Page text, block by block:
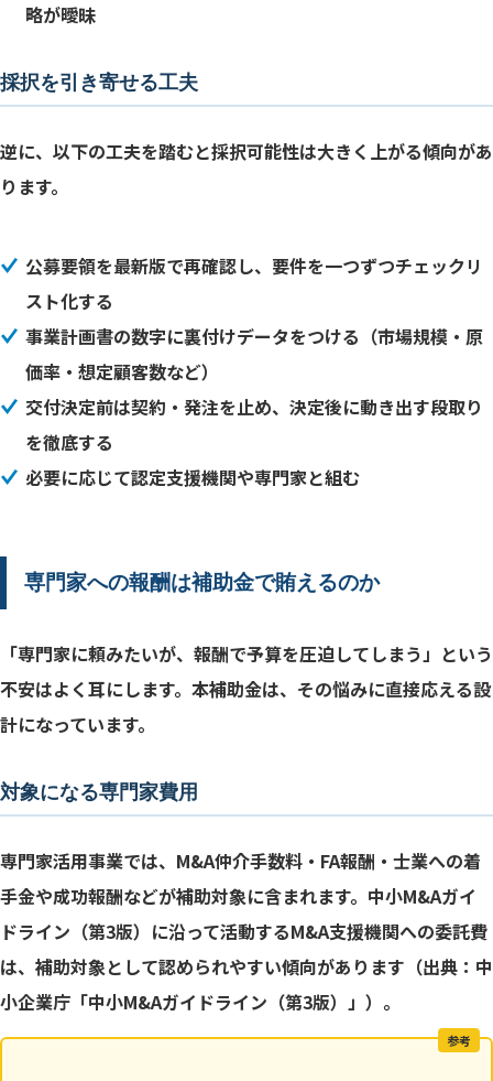
略が曖昧
採択を引き寄せる工夫
逆に、以下の工夫を踏むと採択可能性は大きく上がる傾向があ
ります。
公募要領を最新版で再確認し、要件を一つずつチェックリ
スト化する
事業計画書の数字に裏付けデータをつける（市場規模・原
価率・想定顧客数など）
交付決定前は契約・発注を止め、決定後に動き出す段取り
を徹底する
必要に応じて認定支援機関や専門家と組む
専門家への報酬は補助金で賄えるのか
「専門家に頼みたいが、報酬で予算を圧迫してしまう」という
不安はよく耳にします。本補助金は、その悩みに直接応える設
計になっています。
対象になる専門家費用
専門家活用事業では、M&A仲介手数料・FA報酬・士業への着
手金や成功報酬などが補助対象に含まれます。中小M&Aガイ
ドライン（第3版）に沿って活動するM&A支援機関への委託費
は、補助対象として認められやすい傾向があります（出典：中
小企業庁「中小M&Aガイドライン（第3版）」）。
参考